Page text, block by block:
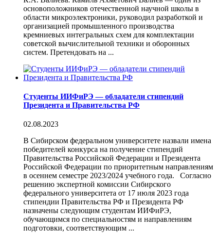
основоположников отечественной научной школы в
области микроэлектроники, руководил разработкой и
организацией промышленного производства
кремниевых интегральных схем для комплектации
советской вычислительной техники и оборонных
систем. Претендовать на ...
Студенты ИИФиРЭ — обладатели стипендий
Президента и Правительства РФ
02.08.2023
В Сибирском федеральном университете назвали имена
победителей конкурса на получение стипендий
Правительства Российской Федерации и Президента
Российской Федерации по приоритетным направлениям
в осеннем семестре 2023/2024 учебного года. Согласно
решению экспертной комиссии Сибирского
федерального университета от 17 июля 2023 года
стипендии Правительства РФ и Президента РФ
назначены следующим студентам ИИФиРЭ,
обучающимся по специальностям и направлениям
подготовки, соответствующим ...